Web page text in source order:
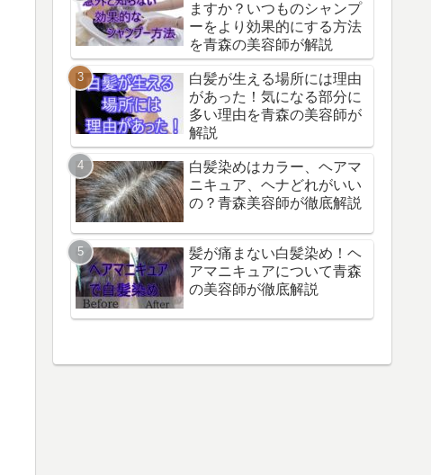
ますか？いつものシャンプ
ーをより効果的にする方法
を青森の美容師が解説
白髪が生える場所には理由
があった！気になる部分に
多い理由を青森の美容師が
解説
白髪染めはカラー、ヘアマ
ニキュア、ヘナどれがいい
の？青森美容師が徹底解説
髪が痛まない白髪染め！ヘ
アマニキュアについて青森
の美容師が徹底解説